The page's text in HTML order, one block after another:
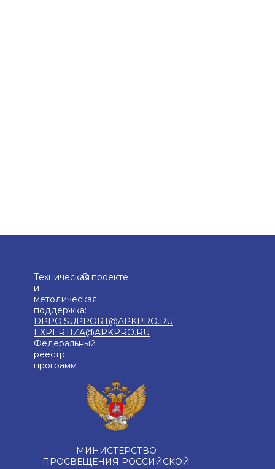
МИНИСТЕРСТВО
ПРОСВЕЩЕНИЯ РОССИЙСКОЙ
Техническая
и
методическая
поддержка:
DPPO.SUPPORT@APKPRO.RU
EXPERTIZA@APKPRO.RU
О проекте
Федеральный
реестр
программ